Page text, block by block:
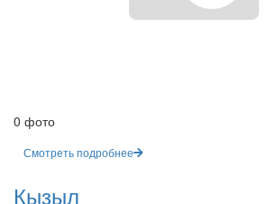
0 фото
Смотреть подробнее
Кызыл